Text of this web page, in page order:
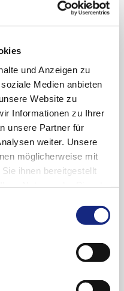
und Anzeigen zu
Medien anbieten
Website zu
Informationen zu Ihrer
unsere Partner für
weiter. Unsere
möglicherweise mit
ihnen bereitgestellt
weiterhin
durch den
durch den Filter
ist indiziert bei
Status
zur vorbeugenden
bei
sowie zur
vom Typ des Tic
oder periphere
bewerten.